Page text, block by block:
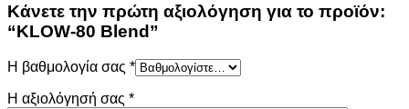
Κάνετε την πρώτη αξιολόγηση για το προϊόν:
“KLOW-80 Blend”
Η βαθμολογία σας *
Η αξιολόγησή σας *